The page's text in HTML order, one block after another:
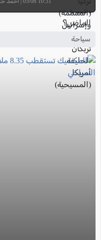
سياحة